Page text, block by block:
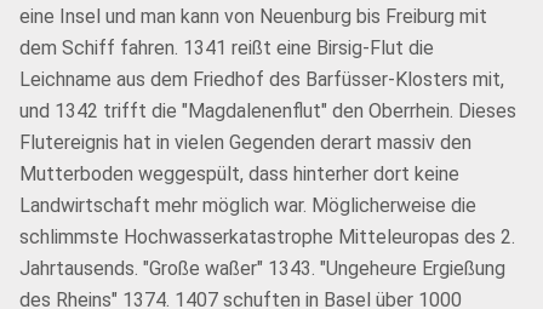
eine Insel und man kann von Neuenburg bis Freiburg mit
dem Schiff fahren. 1341 reißt eine Birsig-Flut die
Leichname aus dem Friedhof des Barfüsser-Klosters mit,
und 1342 trifft die "Magdalenenflut" den Oberrhein. Dieses
Flutereignis hat in vielen Gegenden derart massiv den
Mutterboden weggespült, dass hinterher dort keine
Landwirtschaft mehr möglich war. Möglicherweise die
schlimmste Hochwasserkatastrophe Mitteleuropas des 2.
Jahrtausends. "Große waßer" 1343. "Ungeheure Ergießung
des Rheins" 1374. 1407 schuften in Basel über 1000